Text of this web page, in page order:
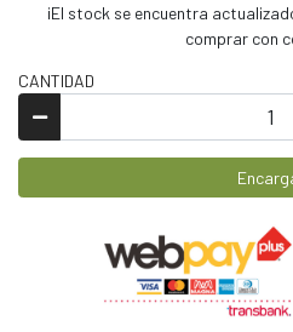
¡El stock se encuentra
comprar con
CANTIDAD